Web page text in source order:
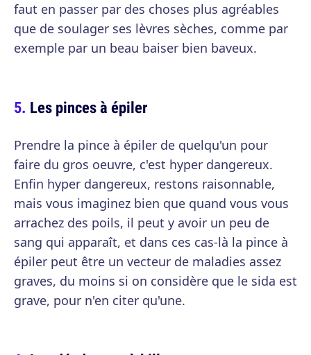
faut en passer par des choses plus agréables
que de soulager ses lèvres sèches, comme par
exemple par un beau baiser bien baveux.
Les pinces à épiler
Prendre la pince à épiler de quelqu'un pour
faire du gros oeuvre, c'est hyper dangereux.
Enfin hyper dangereux, restons raisonnable,
mais vous imaginez bien que quand vous vous
arrachez des poils, il peut y avoir un peu de
sang qui apparaît, et dans ces cas-là la pince à
épiler peut être un vecteur de maladies assez
graves, du moins si on considère que le sida est
grave, pour n'en citer qu'une.